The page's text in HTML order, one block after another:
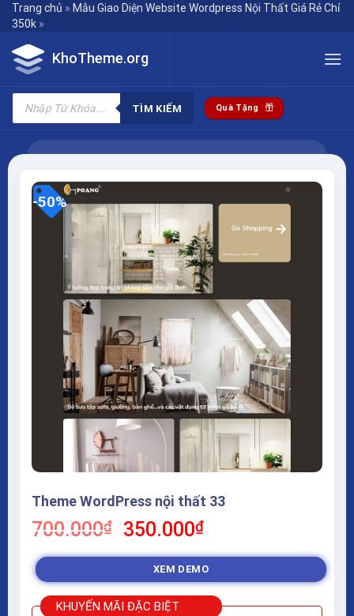
Skip
content
Trang chủ » Mẫu Giao Diện Website Wordpress Nội Thất Giá Rẻ Chỉ
350k »
KhoTheme.org
Tìm
kiếm
phẩm
TÌM KIẾM Quà Tặng
-50%
Theme WordPress nội thất 33
700.000₫
Giá
gốc
700.000₫.
350.000₫Giá
hiện
tại
là:
350.000₫.
XEM DEMO
KHUYẾN MÃI ĐẶC BIỆT